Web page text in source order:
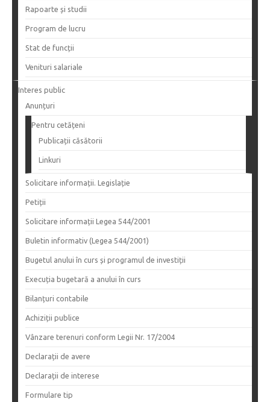
Rapoarte și studii
Program de lucru
Stat de funcții
Venituri salariale
Interes public
Anunțuri
Pentru cetățeni
Publicații căsătorii
Linkuri
Solicitare informații. Legislație
Petiții
Solicitare informații Legea 544/2001
Buletin informativ (Legea 544/2001)
Bugetul anului în curs și programul de investiții
Execuția bugetară a anului în curs
Bilanțuri contabile
Achiziții publice
Vânzare terenuri conform Legii Nr. 17/2004
Declarații de avere
Declarații de interese
Formulare tip